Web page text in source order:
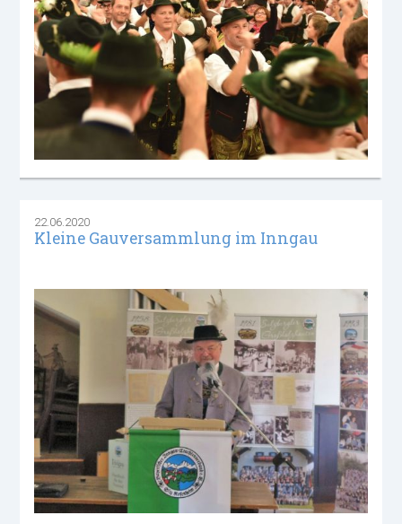
22.06.2020
Kleine Gauversammlung im Inngau